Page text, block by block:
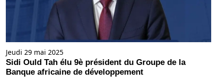
Jeudi 29 mai 2025
Sidi Ould Tah élu 9è président du Groupe de la
Banque africaine de développement